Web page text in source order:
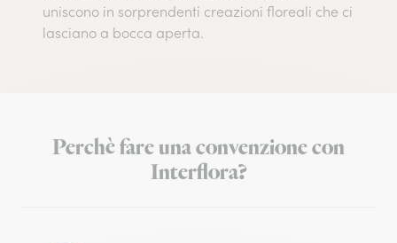
uniscono in sorprendenti creazioni floreali che ci
lasciano a bocca aperta.
Perchè fare una convenzione con
Interflora?